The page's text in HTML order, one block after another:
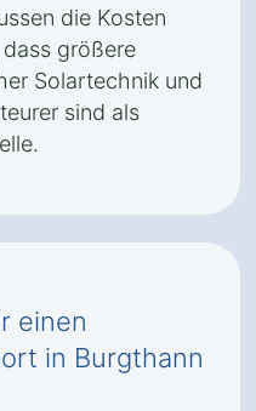
die Kosten
größere
Solartechnik und
sind als
einen
in Burgthann